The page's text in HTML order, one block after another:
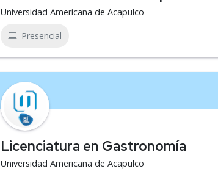
Universidad Americana de Acapulco
Presencial
Licenciatura en Gastronomía
Universidad Americana de Acapulco